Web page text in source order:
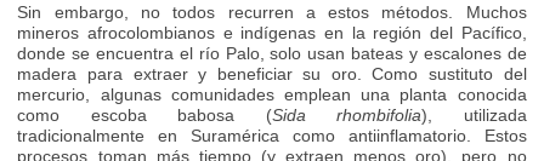
Sin embargo, no todos recurren a estos métodos. Muchos
mineros afrocolombianos e indígenas en la región del Pacífico,
donde se encuentra el río Palo, solo usan bateas y escalones de
madera para extraer y beneficiar su oro. Como sustituto del
mercurio, algunas comunidades emplean una planta conocida
como escoba babosa (Sida rhombifolia), utilizada
tradicionalmente en Suramérica como antiinflamatorio. Estos
procesos toman más tiempo (y extraen menos oro), pero no